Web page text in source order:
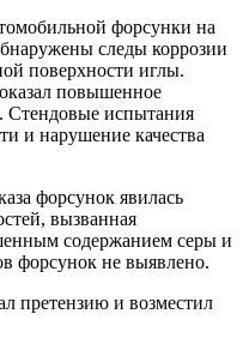
форсунки на
следы коррозии
поверхности иглы.
повышенное
Стендовые испытания
и нарушение качества
форсунок явилась
вызванная
содержанием серы и
форсунок не выявлено.
претензию и возместил